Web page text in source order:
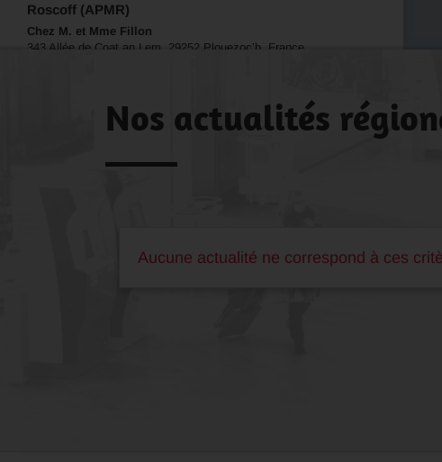
Roscoff (APMR)
Chez M. et Mme Fillon
343 Allée de Coat an Lem, 29252 Plouezoc’h, France
Nos actualités
Aucune actualité ne correspond à ces